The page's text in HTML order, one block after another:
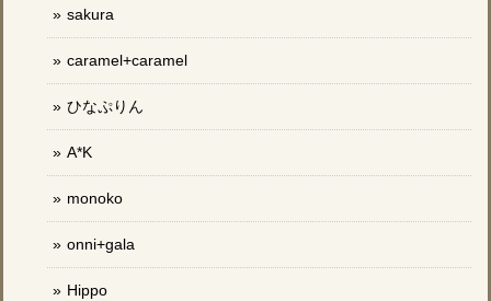
sakura
caramel+caramel
ひなぷりん
A*K
monoko
onni+gala
Hippo